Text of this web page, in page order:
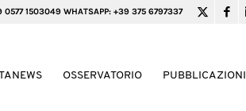
0577 1503049 WHATSAPP: +39 375 6797337
OSSERVATORIO PUBBLICAZIONI